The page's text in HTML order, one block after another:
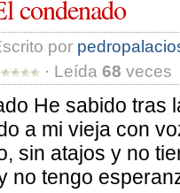
condenado
por
· Leída 68 veces
He sabido tras
a mi vieja con
sin atajos y no
no tengo